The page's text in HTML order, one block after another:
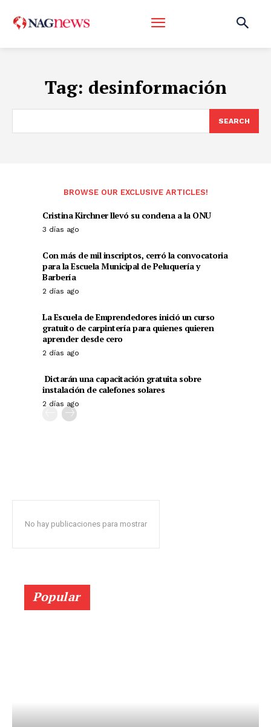
Tag: desinformación
SEARCH
BROWSE OUR EXCLUSIVE ARTICLES!
Cristina Kirchner llevó su condena a la ONU
3 días ago
Con más de mil inscriptos, cerró la convocatoria
para la Escuela Municipal de Peluquería y
Barbería
2 días ago
La Escuela de Emprendedores inició un curso
gratuito de carpintería para quienes quieren
aprender desde cero
2 días ago
Dictarán una capacitación gratuita sobre
instalación de calefones solares
2 días ago
No hay publicaciones para mostrar
Popular